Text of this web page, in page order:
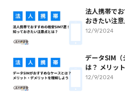
法人携帯で
おきたい注
12/9/2024
データSIM（
は？ メリッ
12/9/2024